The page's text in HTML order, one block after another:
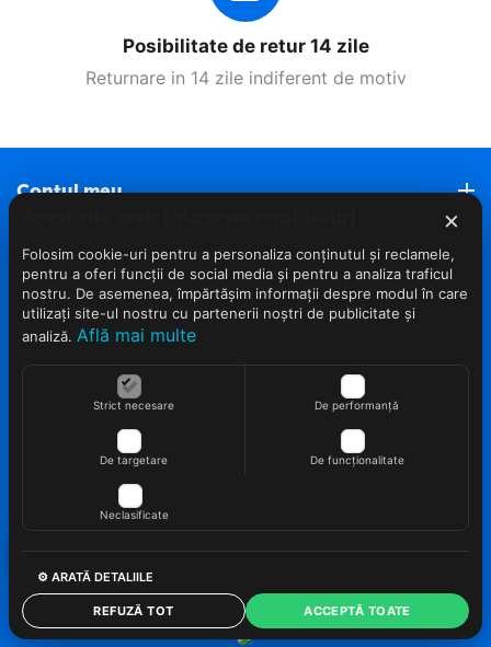
Posibilitate de retur 14 zile
Returnare in 14 zile indiferent de motiv
Contul meu
Roveli Marketplace
Servicii clienti (Nou)
© 2022 - 2026 Roveli.ro. Realizat si configurat
netSEO
×
Folosim cookie-uri pentru a personaliza conținutul și reclamele,
pentru a oferi funcții de social media și pentru a analiza traficul
nostru. De asemenea, împărtășim informații despre modul în care
utilizați site-ul nostru cu partenerii noștri de publicitate și
analiză. Află mai multe
Strict necesare De performanță
De targetare De funcționalitate
Neclasificate
⚙ ARATĂ DETALIILE
REFUZĂ TOT ACCEPTĂ TOATE